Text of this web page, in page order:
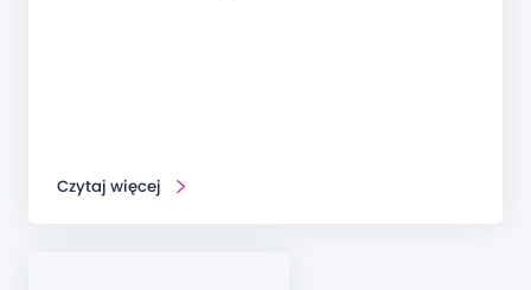
Czytaj więcej